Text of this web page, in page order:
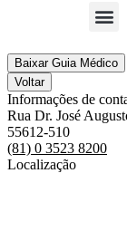
Baixar Guia Médico
Voltar
Informações de
Rua Dr. José
55612-510
(81) 0 3523 8200
Localização